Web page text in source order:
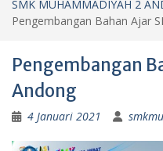
SMK MUHAMMADIYAH 2
Pengembangan Bahan Ajar
Pengembangan
Andong
4 Januari 2021